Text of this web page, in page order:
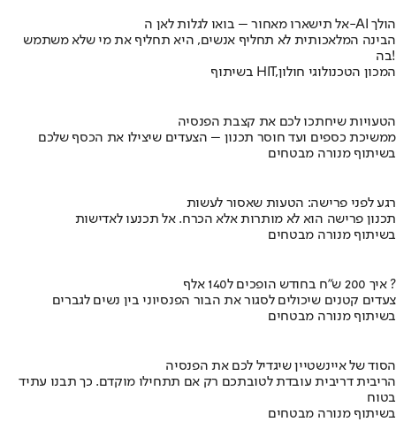
אל תישארו מאחור – בואו לגלות לאן ה-AI הולך
הבינה המלאכותית לא תחליף אנשים, היא תחליף את מי שלא משתמש
בה!
בשיתוף HIT,המכון הטכנולוגי חולון
הטעויות שיחתכו לכם את קצבת הפנסיה
ממשיכת כספים ועד חוסר תכנון – הצעדים שיצילו את הכסף שלכם
בשיתוף מנורה מבטחים
רגע לפני פרישה: הטעות שאסור לעשות
תכנון פרישה הוא לא מותרות אלא הכרח. אל תכנעו לאדישות
בשיתוף מנורה מבטחים
איך 200 ש"ח בחודש הופכים ל140 אלף ?
צעדים קטנים שיכולים לסגור את הבור הפנסיוני בין נשים לגברים
בשיתוף מנורה מבטחים
הסוד של איינשטיין שיגדיל לכם את הפנסיה
הריבית דריבית עובדת לטובתכם רק אם תתחילו מוקדם. כך תבנו עתיד
בטוח
בשיתוף מנורה מבטחים